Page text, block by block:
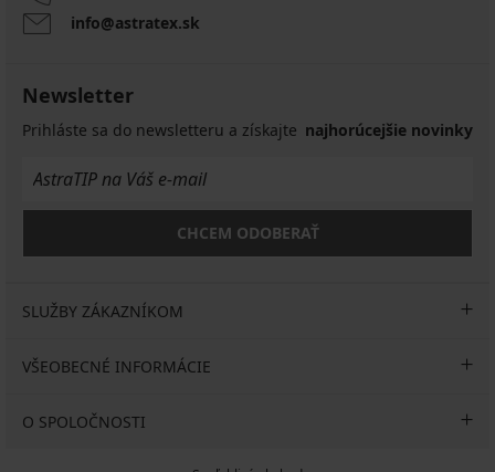
info@astratex.sk
Newsletter
Prihláste sa do newsletteru a získajte najhorúcejšie novinky
CHCEM ODOBERAŤ
SLUŽBY ZÁKAZNÍKOM
VŠEOBECNÉ INFORMÁCIE
O SPOLOČNOSTI